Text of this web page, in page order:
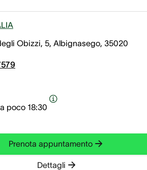
Obizzi, 5, Albignasego, 35020
poco 18:30
Prenota appuntamento
Dettagli